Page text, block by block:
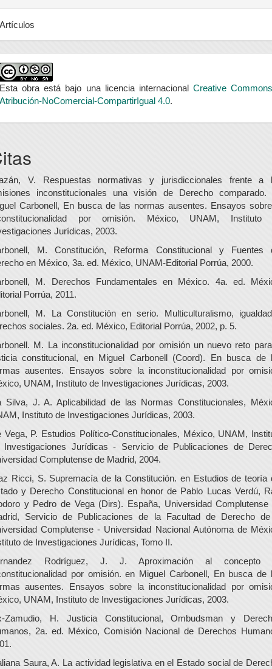
Artículos
Esta obra está bajo una licencia internacional Creative Commons
Atribución-NoComercial-CompartirIgual 4.0.
V. Respuestas normativas y jurisdiccionales frente a
inconstitucionales una visión de Derecho comparado.
Carbonell, En busca de las normas ausentes. Ensayos
por omisión. México, UNAM, Instituto
Jurídicas, 2003.
M. Constitución, Reforma Constitucional y Fuentes
en México, 3a. ed. México, UNAM-Editorial Porrúa, 2000.
M. Derechos Fundamentales en México. 4a. ed.
Porrúa, 2011.
M. La Constitución en serio. Multiculturalismo,
sociales. 2a. ed. México, Editorial Porrúa, 2002, p. 5.
M. La inconstitucionalidad por omisión un nuevo reto
constitucional, en Miguel Carbonell (Coord). En busca de
ausentes. Ensayos sobre la inconstitucionalidad por
UNAM, Instituto de Investigaciones Jurídicas, 2003.
Silva, J. A. Aplicabilidad de las Normas Constitucionales,
Instituto de Investigaciones Jurídicas, 2003.
Vega, P. Estudios Político-Constitucionales, México, UNAM,
Investigaciones Jurídicas - Servicio de Publicaciones de
Complutense de Madrid, 2004.
Ricci, S. Supremacía de la Constitución. en Estudios de teoría
y Derecho Constitucional en honor de Pablo Lucas Verdú,
y Pedro de Vega (Dirs). España, Universidad Complutense
Servicio de Publicaciones de la Facultad de Derecho
Complutense - Universidad Nacional Autónoma de
de Investigaciones Jurídicas, Tomo II.
Rodríguez, J. J. Aproximación al concepto
por omisión. en Miguel Carbonell, En busca de
ausentes. Ensayos sobre la inconstitucionalidad por
UNAM, Instituto de Investigaciones Jurídicas, 2003.
Zamudio, H. Justicia Constitucional, Ombudsman y
2a. ed. México, Comisión Nacional de Derechos
Saura, A. La actividad legislativa en el Estado social de